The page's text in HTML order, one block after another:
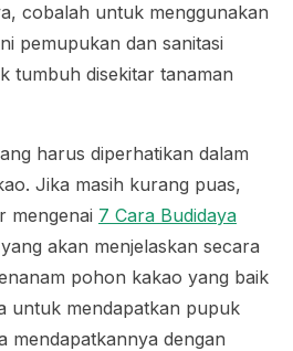
cobalah untuk menggunakan
pemupukan dan sanitasi
tumbuh disekitar tanaman
harus diperhatikan dalam
Jika masih kurang puas,
mengenai 7 Cara Budidaya
yang akan menjelaskan secara
pohon kakao yang baik
untuk mendapatkan pupuk
mendapatkannya dengan